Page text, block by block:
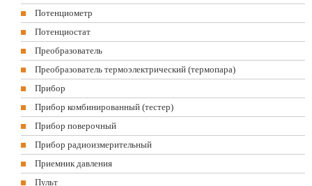
Потенциометр
Потенциостат
Преобразователь
Преобразователь термоэлектрический (термопара)
Прибор
Прибор комбинированный (тестер)
Прибор поверочный
Прибор радиоизмерительный
Приемник давления
Пульт